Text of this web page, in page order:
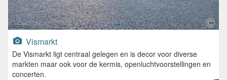
Vismarkt
De Vismarkt ligt centraal gelegen en is decor voor diverse
markten maar ook voor de kermis, openluchtvoorstellingen en
concerten.